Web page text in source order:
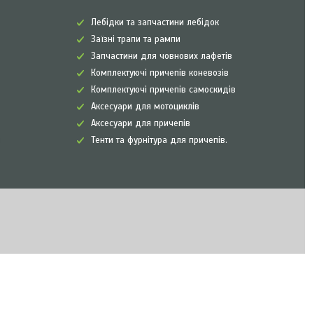
Лебідки та запчастини лебідок
Заїзні трапи та рампи
Запчастини для човнових лафетів
Комплектуючі причепів коневозів
Комплектуючі причепів самоскидів
Аксесуари для мотоциклів
Аксесуари для причепів
Тенти та фурнітура для причепів.